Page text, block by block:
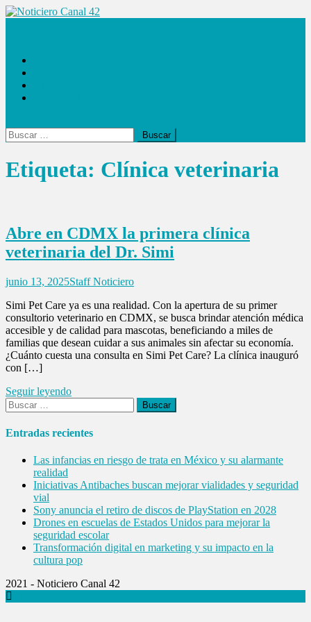
Saltar
Buscar:
Etiqueta: Clínica veterinaria
Abre en CDMX la primera clínica
veterinaria del Dr. Simi
junio 13, 2025Staff Noticiero
Simi Pet Care ya es una realidad. Con la apertura de su primer
consultorio veterinario en CDMX, se busca brindar atención médica
accesible y de calidad para mascotas, beneficiando a miles de
familias que desean cuidar a sus animales sin afectar su economía.
¿Cuánto cuesta una consulta en Simi Pet Care? La clínica inauguró
con […]
Seguir leyendo
Buscar:
Entradas recientes
Las infancias en riesgo de trata en México y su alarmante
realidad
Iniciativas Antibaches buscan mejorar vialidades y seguridad
vial
Sony anuncia el retiro de discos de PlayStation en 2028
Drones en escuelas de Estados Unidos para mejorar la
seguridad escolar
Transformación digital en marketing y su impacto en la
cultura pop
2021 - Noticiero Canal 42